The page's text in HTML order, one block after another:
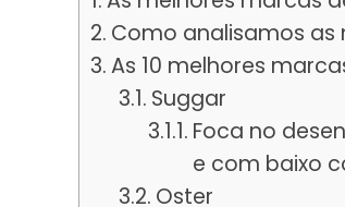
Como analisamos as
As 10 melhores
Suggar
Foca no
e com baixo
Oster